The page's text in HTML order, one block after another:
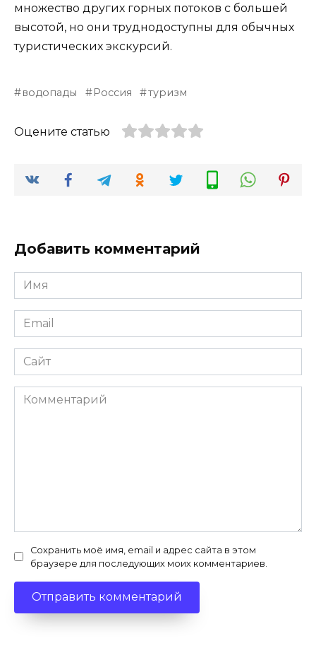
множество других горных потоков с большей
высотой, но они труднодоступны для обычных
туристических экскурсий.
водопады Россия туризм
Оцените статью
Добавить комментарий
Имя
*
Email
*
Сайт
Комментарий
Сохранить моё имя, email и адрес сайта в этом
браузере для последующих моих комментариев.